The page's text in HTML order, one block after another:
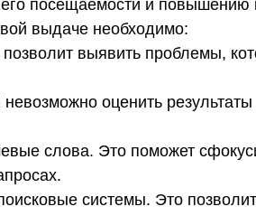
посещаемости и повышению
выдаче необходимо:
позволит выявить проблемы,
оценить
слова. Это поможет
системы. Это